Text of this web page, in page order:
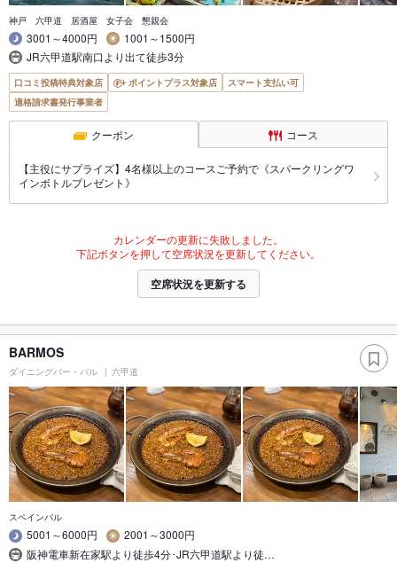
神戸 六甲道 居酒屋 女子会 懇親会
3001～4000円
1001～1500円
JR六甲道駅南口より出て徒歩3分
口コミ投稿特典対象店 ポイントプラス対象店
スマート支払い可
適格請求書発行事業者
クーポン コース
【主役にサプライズ】4名様以上のコースご予約で《スパークリングワ
インボトルプレゼント》
カレンダーの更新に失敗しました。
下記ボタンを押して空席状況を更新してください。
空席状況を更新する
BARMOS
ダイニングバー・バル 六甲道
スペインバル
5001～6000円
2001～3000円
阪神電車新在家駅より徒歩4分･JR六甲道駅より徒…